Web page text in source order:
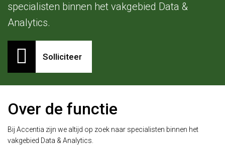
specialisten binnen het vakgebied Data &
Analytics.
Solliciteer
Over de functie
Bij Accentia zijn we altijd op zoek naar specialisten binnen het
vakgebied Data & Analytics.